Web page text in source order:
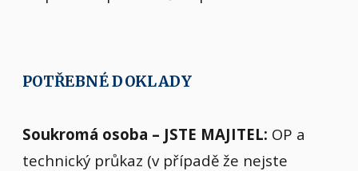
POTŘEBNÉ DOKLADY
Soukromá osoba – JSTE MAJITEL: OP a
technický průkaz (v případě že nejste